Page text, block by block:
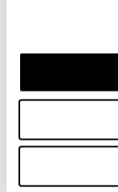
2013
Ventennale
Il Programma del
Ventennale.